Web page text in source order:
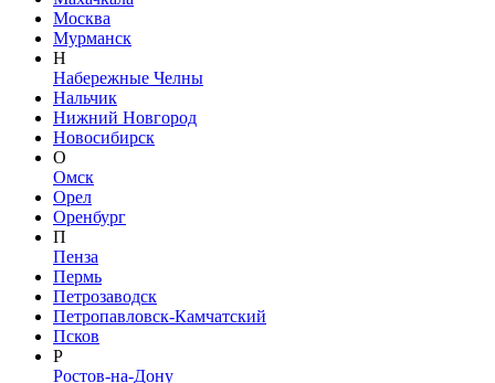
Москва
Мурманск
Н
Набережные Челны
Нальчик
Нижний Новгород
Новосибирск
О
Омск
Орел
Оренбург
П
Пенза
Пермь
Петрозаводск
Петропавловск-Камчатский
Псков
Р
Ростов-на-Дону